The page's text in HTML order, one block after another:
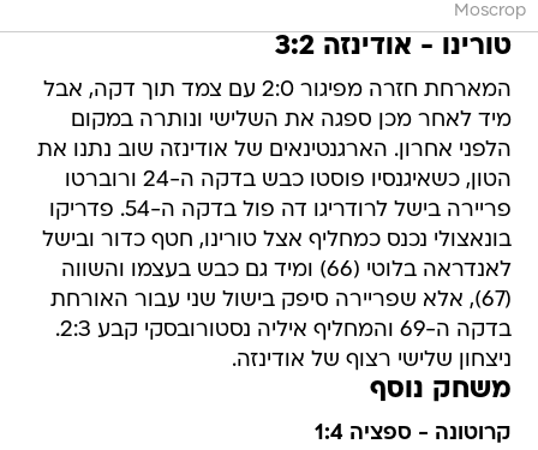
Moscrop
טורינו - אודינזה 3:2
המארחת חזרה מפיגור 2:0 עם צמד תוך דקה, אבל
מיד לאחר מכן ספגה את השלישי ונותרה במקום
הלפני אחרון. הארגנטינאים של אודינזה שוב נתנו את
הטון, כשאיגנסיו פוסטו כבש בדקה ה-24 ורוברטו
פריירה בישל לרודריגו דה פול בדקה ה-54. פדריקו
בונאצולי נכנס כמחליף אצל טורינו, חטף כדור ובישל
לאנדראה בלוטי (66) ומיד גם כבש בעצמו והשווה
(67), אלא שפריירה סיפק בישול שני עבור האורחת
בדקה ה-69 והמחליף איליה נסטורובסקי קבע 2:3.
ניצחון שלישי רצוף של אודינזה.
משחק נוסף
קרוטונה - ספציה 1:4